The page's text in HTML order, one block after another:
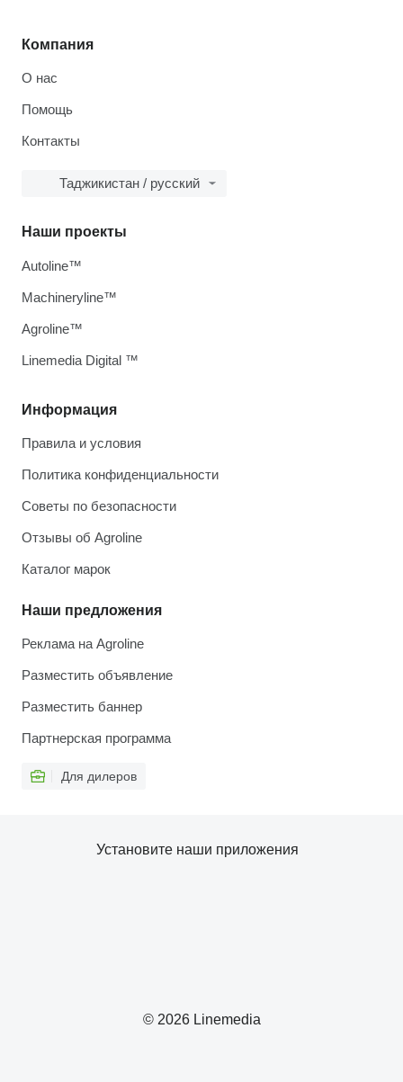
Компания
О нас
Помощь
Контакты
Таджикистан / русский
Информация
Правила и условия
Политика конфиденциальности
Советы по безопасности
Отзывы об Agroline
Каталог марок
Наши предложения
Реклама на Agroline
Разместить объявление
Разместить баннер
Партнерская программа
Для дилеров
Наши проекты
Autoline™
Machineryline™
Agroline™
Linemedia Digital ™
© 2026 Linemedia
Установите наши приложения